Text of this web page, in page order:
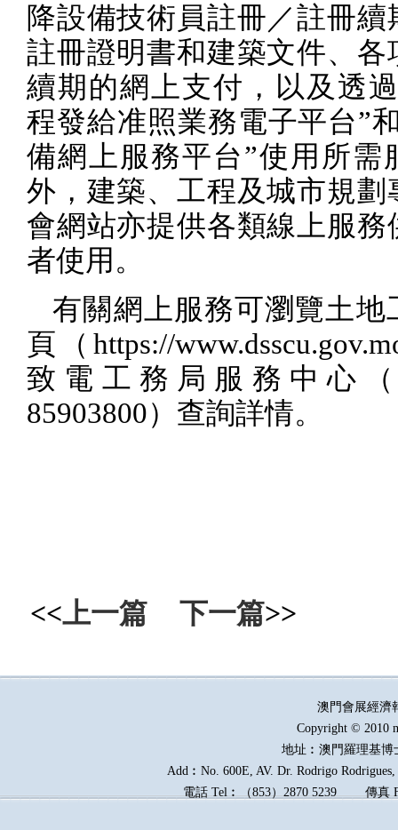
降設備技術員註冊／註冊續
註冊證明書和建築文件、各
續期的網上支付，以及透
程發給准照業務電子平台”
備網上服務平台”使用所需
外，建築、工程及城市規劃
會網站亦提供各類線上服務
者使用。
有關網上服務可瀏覽土地
頁（ https://
致電工務局服務中心
85903800）查詢詳情。
<<上一篇 下一篇>>
澳門會展經
Copyright © 2010
地址︰澳門羅理基博
Add︰No. 600E, AV. Dr. Rodrigo
電話 Tel︰（853）2870 5239傳真